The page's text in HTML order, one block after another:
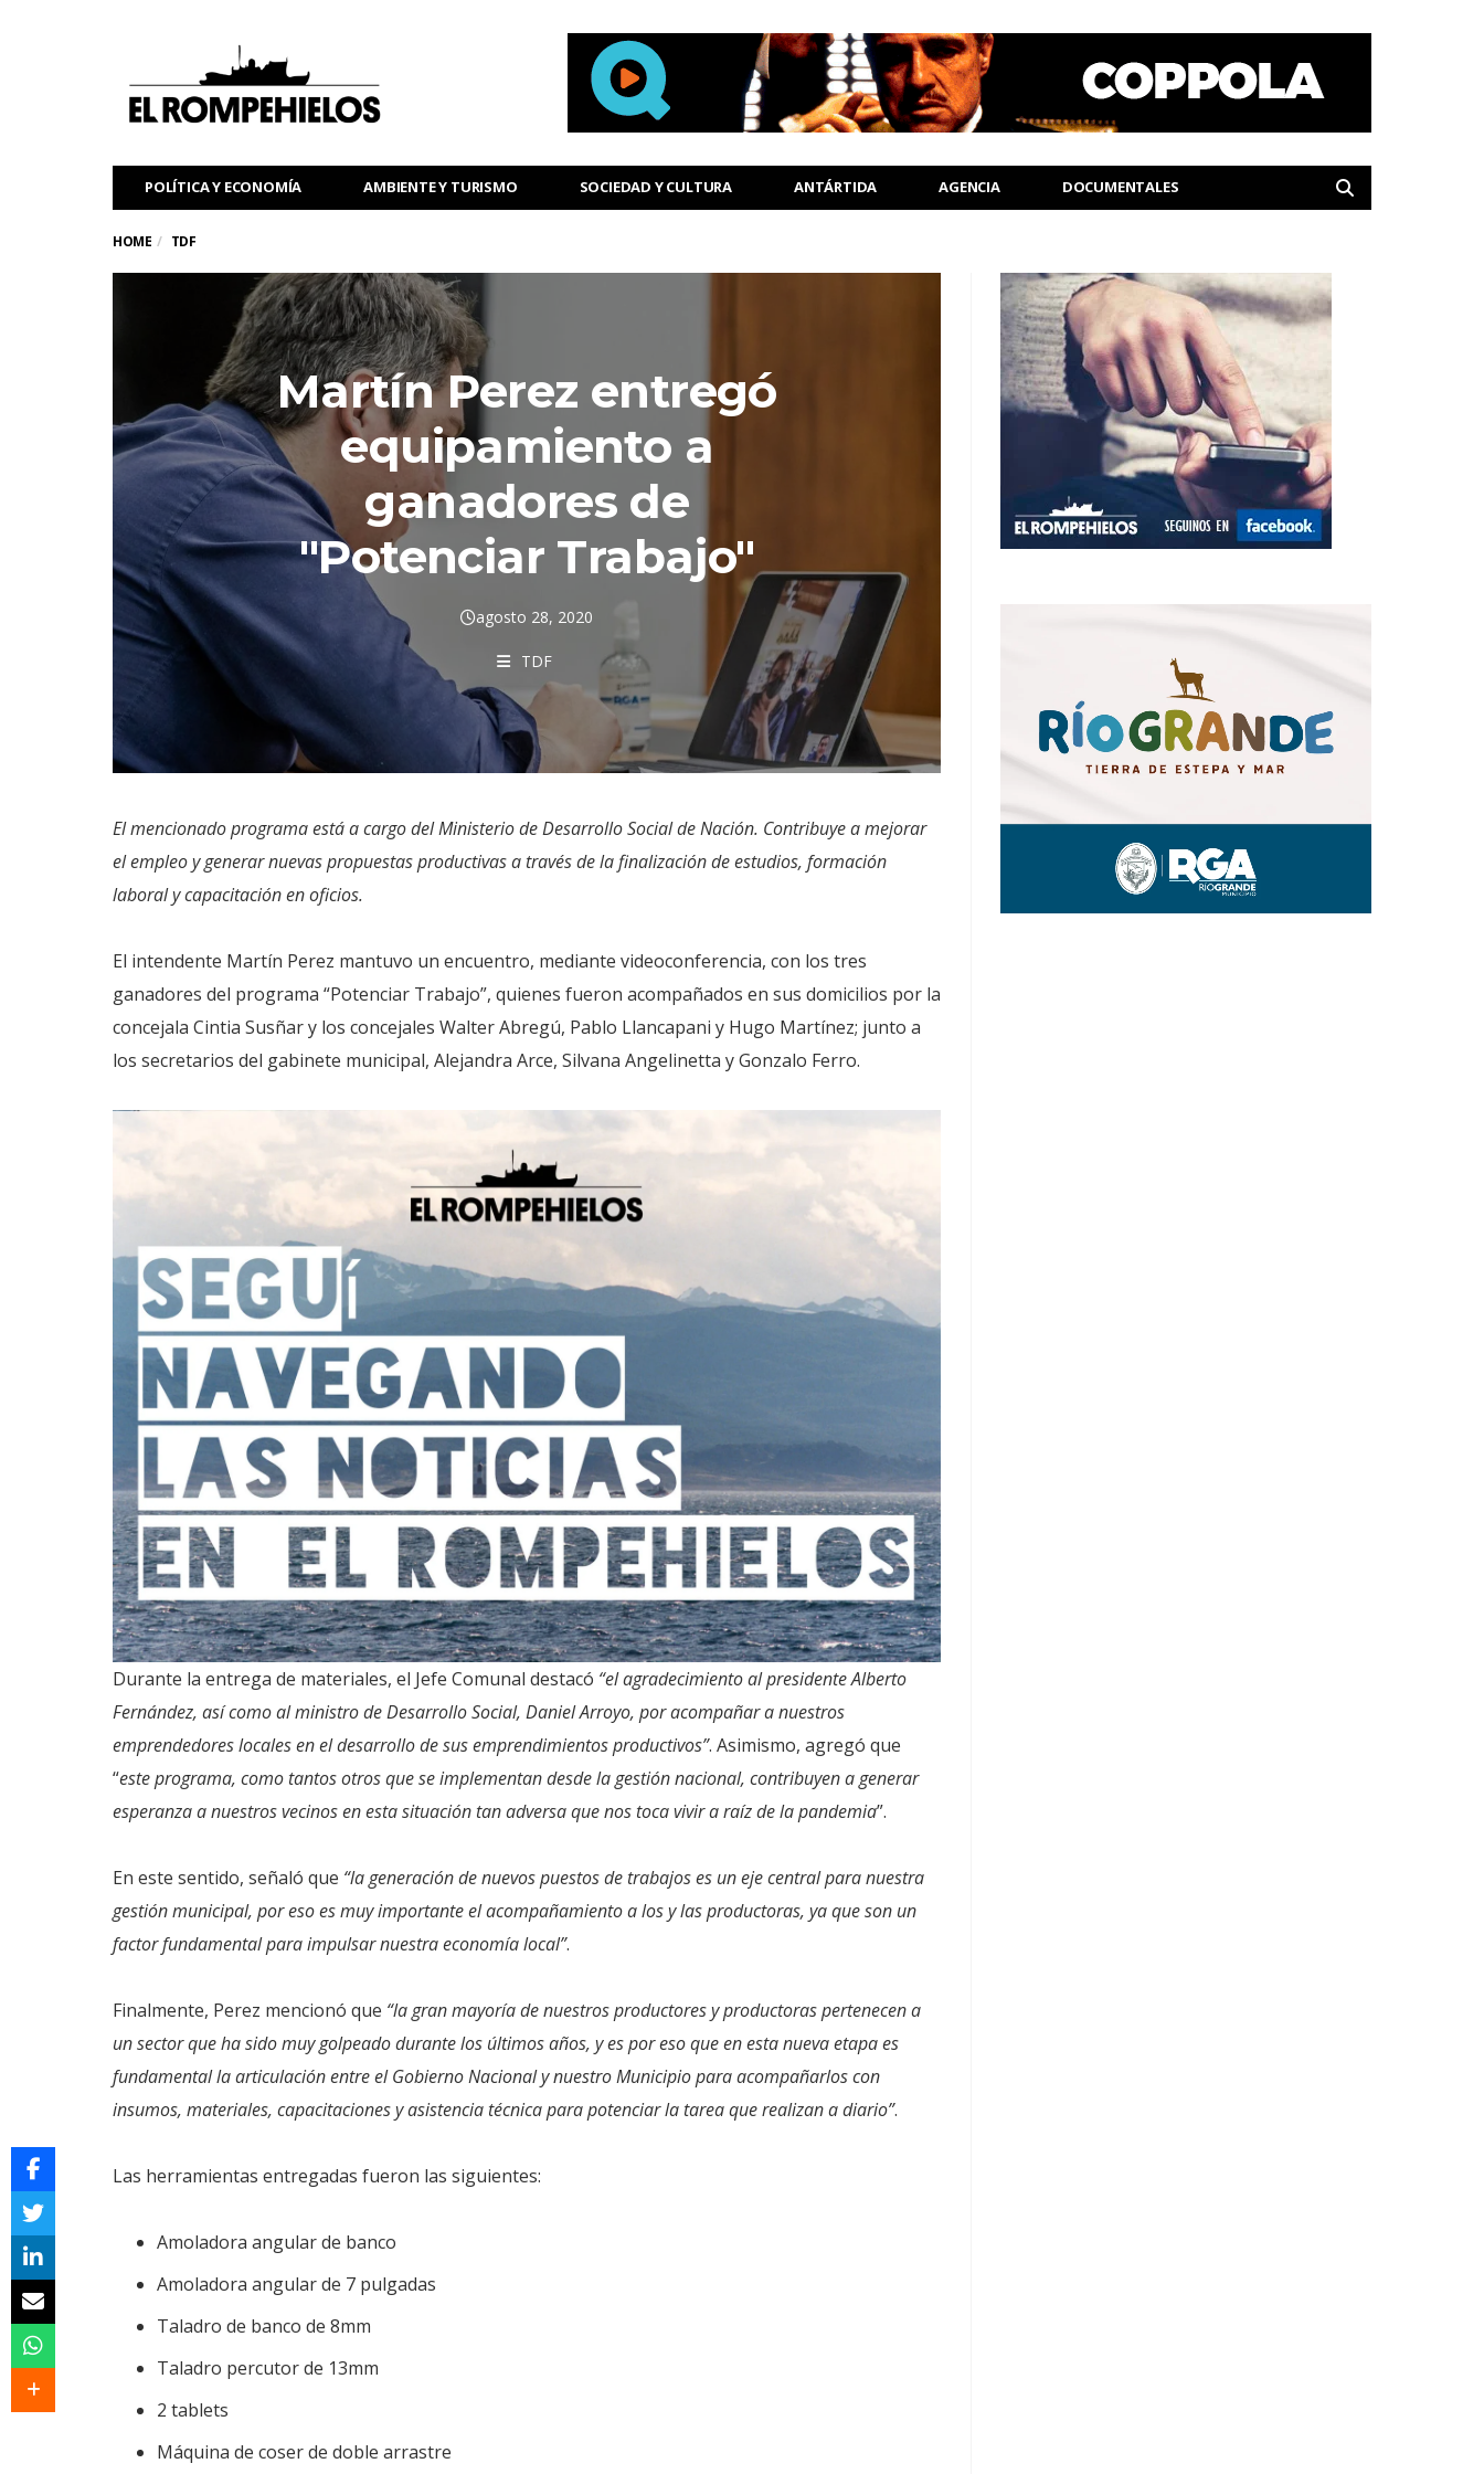
POLÍTICA Y ECONOMÍA AMBIENTE Y TURISMO SOCIEDAD Y CULTURA ANTÁRTIDA AGENCIA DOCUMENTALES
HOME TDF
Martín Perez entregó
equipamiento a
ganadores de
"Potenciar Trabajo"
agosto 28, 2020
TDF
El mencionado programa está a cargo del Ministerio de Desarrollo Social de Nación. Contribuye a mejorar
el empleo y generar nuevas propuestas productivas a través de la finalización de estudios, formación
laboral y capacitación en oficios.
El intendente Martín Perez mantuvo un encuentro, mediante videoconferencia, con los tres
ganadores del programa “Potenciar Trabajo”, quienes fueron acompañados en sus domicilios por la
concejala Cintia Susñar y los concejales Walter Abregú, Pablo Llancapani y Hugo Martínez; junto a
los secretarios del gabinete municipal, Alejandra Arce, Silvana Angelinetta y Gonzalo Ferro.
Durante la entrega de materiales, el Jefe Comunal destacó “el agradecimiento al presidente Alberto
Fernández, así como al ministro de Desarrollo Social, Daniel Arroyo, por acompañar a nuestros
emprendedores locales en el desarrollo de sus emprendimientos productivos”. Asimismo, agregó que
“este programa, como tantos otros que se implementan desde la gestión nacional, contribuyen a generar
esperanza a nuestros vecinos en esta situación tan adversa que nos toca vivir a raíz de la pandemia”.
En este sentido, señaló que “la generación de nuevos puestos de trabajos es un eje central para nuestra
gestión municipal, por eso es muy importante el acompañamiento a los y las productoras, ya que son un
factor fundamental para impulsar nuestra economía local”.
Finalmente, Perez mencionó que “la gran mayoría de nuestros productores y productoras pertenecen a
un sector que ha sido muy golpeado durante los últimos años, y es por eso que en esta nueva etapa es
fundamental la articulación entre el Gobierno Nacional y nuestro Municipio para acompañarlos con
insumos, materiales, capacitaciones y asistencia técnica para potenciar la tarea que realizan a diario”.
Las herramientas entregadas fueron las siguientes:
Amoladora angular de banco
Amoladora angular de 7 pulgadas
Taladro de banco de 8mm
Taladro percutor de 13mm
2 tablets
Máquina de coser de doble arrastre